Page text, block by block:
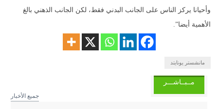
وأحيانا يركز الناس على الجانب البدني فقط، لكن الجانب الذهني بالغ
الأهمية أيضا”.
مانشستر يونايتد
مــبــاشـــر
جميع الأخبار